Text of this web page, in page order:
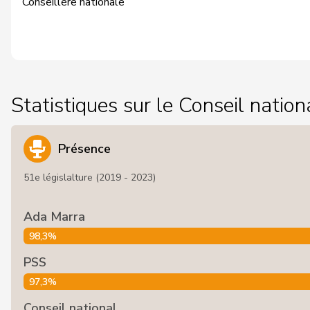
Statistiques sur le Conseil
Présence
51e législalture (2019 - 2023)
Ada Marra
98,3%
PSS
97,3%